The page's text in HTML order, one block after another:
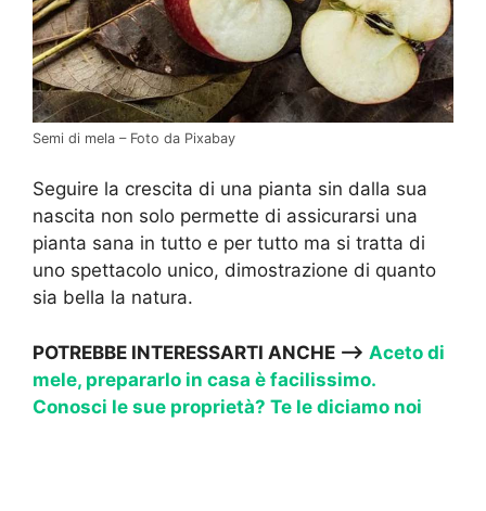
Semi di mela – Foto da Pixabay
Seguire la crescita di una pianta sin dalla sua
nascita non solo permette di assicurarsi una
pianta sana in tutto e per tutto ma si tratta di
uno spettacolo unico, dimostrazione di quanto
sia bella la natura.
POTREBBE INTERESSARTI ANCHE —-> Aceto di
mele, prepararlo in casa è facilissimo.
Conosci le sue proprietà? Te le diciamo noi